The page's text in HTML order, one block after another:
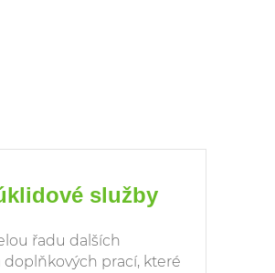
služby
řadu dalších
doplňkových prací, které